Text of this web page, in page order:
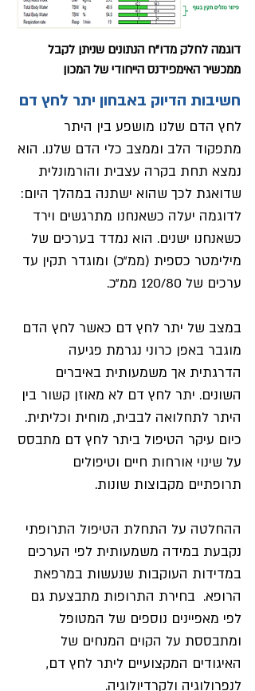
דוגמה לחלק מדו"ח הנתונים שניתן לקבל
ממכשיר האימפידנס הייחודי של המכון
חשיבות הדיוק באבחון יתר לחץ דם
לחץ הדם שלנו מושפע בין היתר
מתפקוד הלב וממצב כלי הדם שלנו. הוא
נמצא תחת בקרה עצבית והורמונלית
שדואגת לכך שהוא ישתנה במהלך היום:
לדוגמה יעלה כשאנחנו מתרגשים וירד
כשאנחנו ישנים. הוא נמדד בערכים של
מילימטר כספית (ממ״כ) ומוגדר תקין עד
ערכים של 120/80 ממ״כ.
במצב של יתר לחץ דם כאשר לחץ הדם
מוגבר באפן כרוני נגרמת פגיעה
הדרגתית אך משמעותית באיברים
השונים. יתר לחץ דם לא מאוזן קשור בין
היתר לתחלואה לבבית, מוחית וכליתית.
כיום עיקר הטיפול ביתר לחץ דם מתבסס
על שינוי אורחות חיים וטיפולים
תרופתיים מקבוצות שונות.
ההחלטה על התחלת הטיפול התרופתי
נקבעת במידה משמעותית לפי הערכים
במדידות העוקבות שנעשות במרפאת
הרופא. בחירת התרופות מתבצעת גם
לפי מאפיינים נוספים של המטופל
ומתבססת על הקוים המנחים של
האיגודים המקצועיים ליתר לחץ דם,
לנפרולוגיה ולקרדיולוגיה.